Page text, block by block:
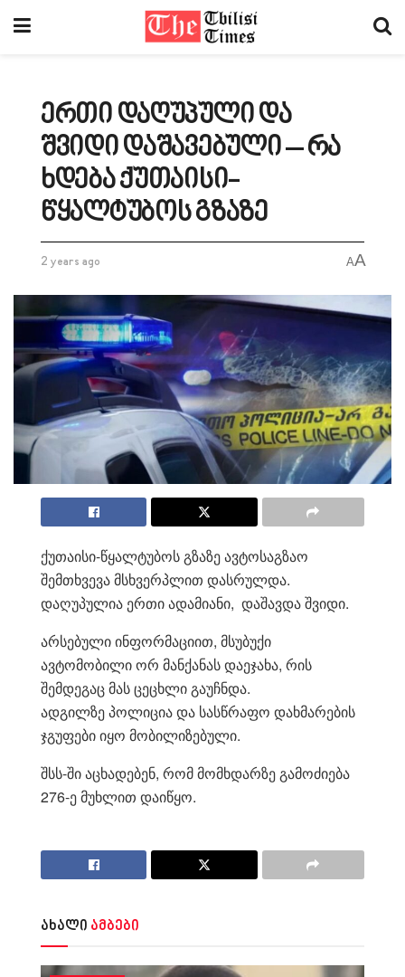
ერთი დაღუპული და
შვიდი დაშავებული – რა
ხდება ქუთაისი-
წყალტუბოს გზაზე
2 years ago AA
ქუთაისი-წყალტუბოს გზაზე ავტოსაგზაო
შემთხვევა მსხვერპლით დასრულდა.
დაღუპულია ერთი ადამიანი, დაშავდა შვიდი.
არსებული ინფორმაციით, მსუბუქი
ავტომობილი ორ მანქანას დაეჯახა, რის
შემდეგაც მას ცეცხლი გაუჩნდა.
ადგილზე პოლიცია და სასწრაფო დახმარების
ჯგუფები იყო მობილიზებული.
შსს-ში აცხადებენ, რომ მომხდარზე გამოძიება
276-ე მუხლით დაიწყო.
ახალი ამბები